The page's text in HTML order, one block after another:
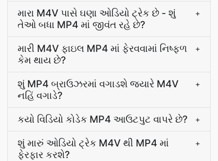
મારા M4V પાસે ઘણા ઓડિયો ટ્રેક છે - શું
તેઓ બધા MP4 માં જીવંત રહે છે?
+
મારી M4V ફાઇલ MP4 માં ફેરવવામાં નિષ્ફળ
કેમ થાય છે?
+
શું MP4 બ્રાઉઝરમાં વગાડશે જ્યારે M4V
નહિં વગાડે?
+
કયો વિડિયો કોડેક MP4 આઉટપુટ વાપરે છે? +
શું મારું ઓડિયો ટ્રેક M4V થી MP4 માં
ફેરફાર કરશે?
+